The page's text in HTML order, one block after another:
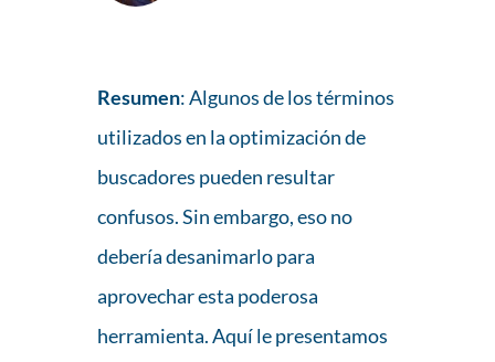
Resumen: Algunos de los términos
utilizados en la optimización de
buscadores pueden resultar
confusos. Sin embargo, eso no
debería desanimarlo para
aprovechar esta poderosa
herramienta. Aquí le presentamos